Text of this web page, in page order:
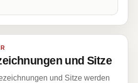
und Sitze
und Sitze werden